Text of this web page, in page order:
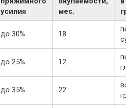
усилия
мес.
до 30% 18
до 25% 12
до 35% 22
все